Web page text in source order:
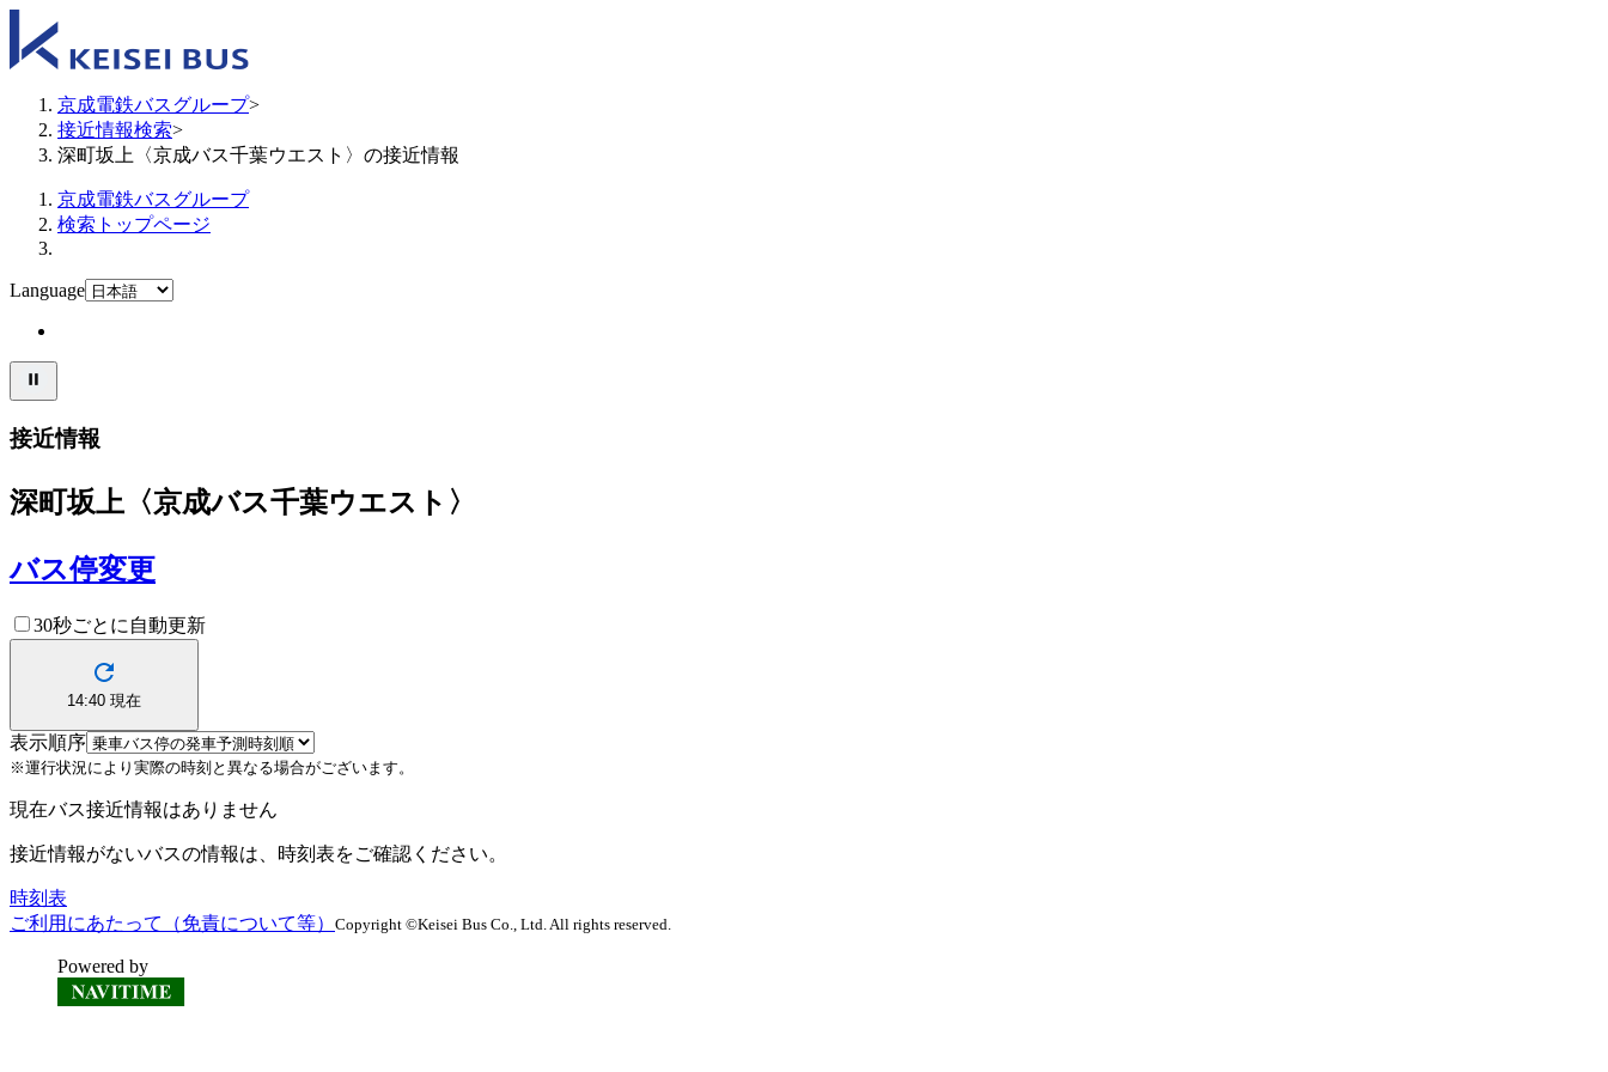
京成電鉄バスグループ>
接近情報検索>
深町坂上〈京成バス千葉ウエスト〉の接近情報
京成電鉄バスグループ
検索トップページ
Language
接近情報
深町坂上〈京成バス千葉ウエスト〉
バス停変更
30秒ごとに自動更新
14:40 現在
表示順序
※運行状況により実際の時刻と異なる場合がございます。
現在バス接近情報はありません
接近情報がないバスの情報は、時刻表をご確認ください。
時刻表
ご利用にあたって（免責について等） Copyright ©Keisei Bus Co., Ltd. All rights reserved.
Powered by